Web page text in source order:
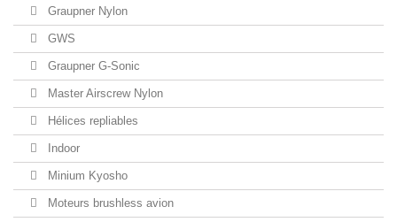
Graupner Nylon
GWS
Graupner G-Sonic
Master Airscrew Nylon
Hélices repliables
Indoor
Minium Kyosho
Moteurs brushless avion